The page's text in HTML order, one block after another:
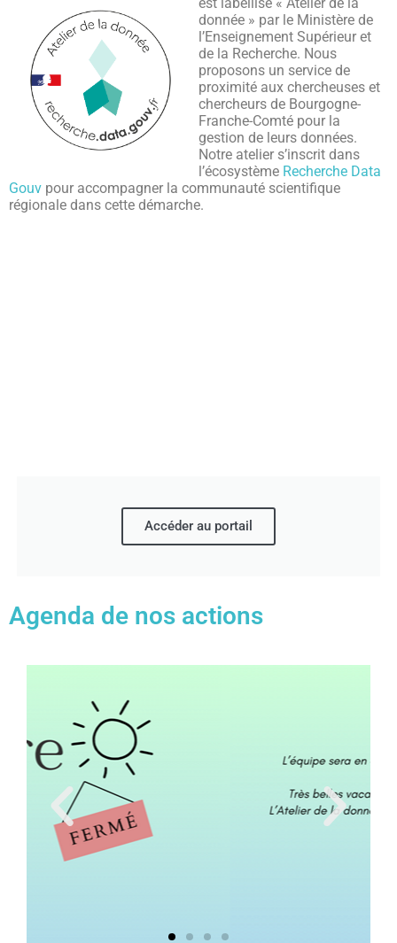
donnée » par le Ministère de
l’Enseignement Supérieur et
de la Recherche. Nous
proposons un service de
proximité aux chercheuses et
chercheurs de Bourgogne-
Franche-Comté pour la
gestion de leurs données.
Notre atelier s’inscrit dans
l’écosystème Recherche Data
Gouv pour accompagner la communauté scientifique
régionale dans cette démarche.
Accéder au portail
Agenda de nos actions